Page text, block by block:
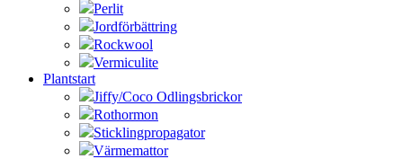
Perlit
Jordförbättring
Rockwool
Vermiculite
Plantstart
Jiffy/Coco Odlingsbrickor
Rothormon
Sticklingpropagator
Värmemattor